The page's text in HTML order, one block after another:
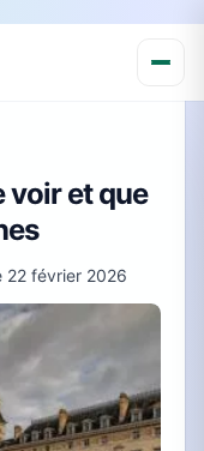
voir et que
22 février 2026